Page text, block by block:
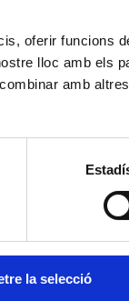
oferir funcions
lloc amb els
amb
la selecció